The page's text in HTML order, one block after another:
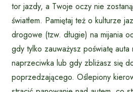
tor jazdy, a Twoje oczy nie
światłem. Pamiętaj też o kulturze
drogowe (tzw. długie) na mijania
gdy tylko zauważysz poświatę
naprzeciwka lub gdy zbliżasz się
poprzedzającego. Oślepiony